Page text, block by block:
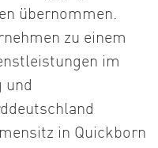
übernommen.
zu einem
im
und
in Quickborn